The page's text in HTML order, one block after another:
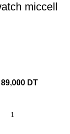
miccell
89,000 DT